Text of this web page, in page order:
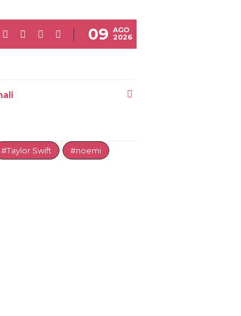
09 AGO
2026
#Taylor Swift #noemi